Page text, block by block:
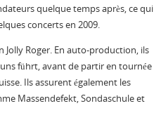
quelque temps après, ce qui
concerts en 2009.
Jolly Roger. En auto-production, ils
führt, avant de partir en tournée
Ils assurent également les
Massendefekt, Sondaschule et